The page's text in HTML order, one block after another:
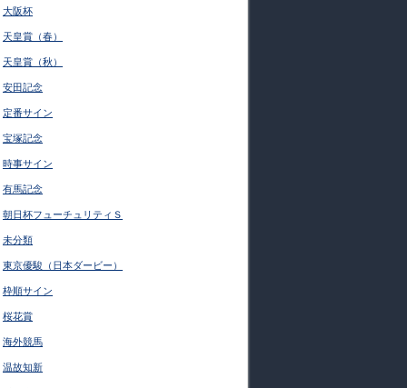
大阪杯
天皇賞（春）
天皇賞（秋）
安田記念
定番サイン
宝塚記念
時事サイン
有馬記念
朝日杯フューチュリティＳ
未分類
東京優駿（日本ダービー）
枠順サイン
桜花賞
海外競馬
温故知新